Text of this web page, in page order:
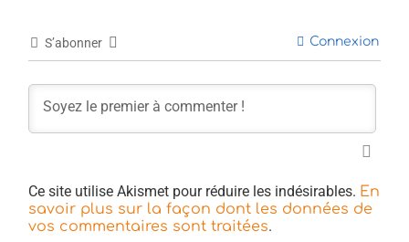
S’abonner Connexion
Ce site utilise Akismet pour réduire les indésirables. En
savoir plus sur la façon dont les données de
vos commentaires sont traitées.